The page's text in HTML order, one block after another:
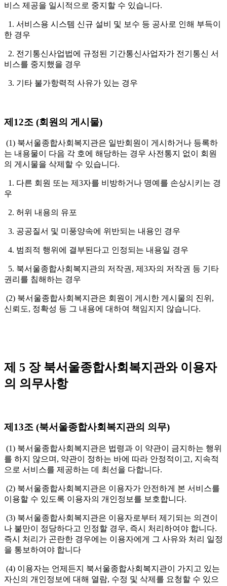
비스 제공을 일시적으로 중지할 수 있습니다.
1. 서비스용 시스템 신규 설비 및 보수 등 공사로 인해 부득이
한 경우
2. 전기통신사업법에 규정된 기간통신사업자가 전기통신 서
비스를 중지했을 경우
3. 기타 불가항력적 사유가 있는 경우
제12조 (회원의 게시물)
(1) 북서울종합사회복지관은 일반회원이 게시하거나 등록하
는 내용물이 다음 각 호에 해당하는 경우 사전통지 없이 회원
의 게시물을 삭제할 수 있습니다.
1. 다른 회원 또는 제3자를 비방하거나 명예를 손상시키는 경
우
2. 허위 내용의 유포
3. 공공질서 및 미풍양속에 위반되는 내용인 경우
4. 범죄적 행위에 결부된다고 인정되는 내용일 경우
5. 북서울종합사회복지관의 저작권, 제3자의 저작권 등 기타
권리를 침해하는 경우
(2) 북서울종합사회복지관은 회원이 게시한 게시물의 진위,
신뢰도, 정확성 등 그 내용에 대하여 책임지지 않습니다.
제 5 장 북서울종합사회복지관와 이용자
의 의무사항
제13조 (북서울종합사회복지관의 의무)
(1) 북서울종합사회복지관은 법령과 이 약관이 금지하는 행위
를 하지 않으며, 약관이 정하는 바에 따라 안정적이고, 지속적
으로 서비스를 제공하는 데 최선을 다합니다.
(2) 북서울종합사회복지관은 이용자가 안전하게 본 서비스를
이용할 수 있도록 이용자의 개인정보를 보호합니다.
(3) 북서울종합사회복지관은 이용자로부터 제기되는 의견이
나 불만이 정당하다고 인정할 경우, 즉시 처리하여야 합니다.
즉시 처리가 곤란한 경우에는 이용자에게 그 사유와 처리 일정
을 통보하여야 합니다
(4) 이용자는 언제든지 북서울종합사회복지관이 가지고 있는
자신의 개인정보에 대해 열람, 수정 및 삭제를 요청할 수 있으